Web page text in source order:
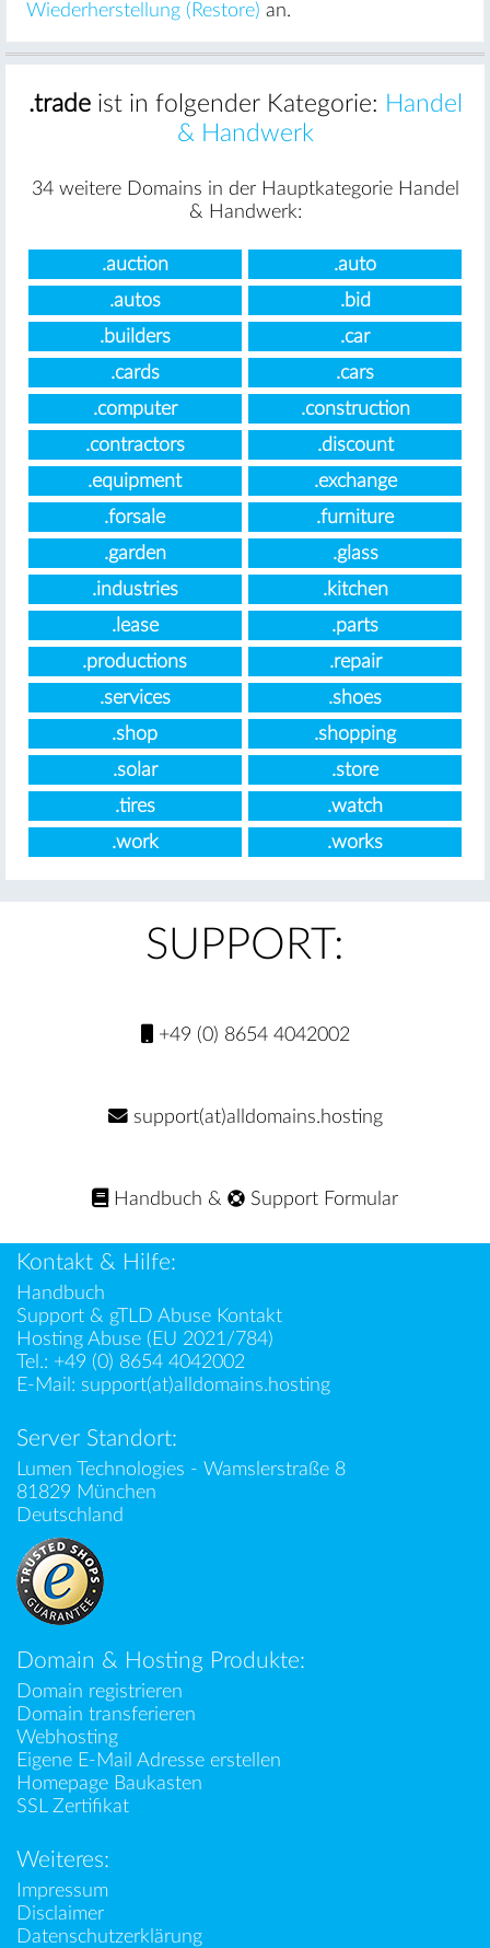
Wiederherstellung (Restore) an.
.tradeist in folgender Kategorie: Handel
& Handwerk
34 weitere Domains in der Hauptkategorie Handel
& Handwerk:
.auction
.auto
.autos
.bid
.builders
.car
.cards
.cars
.computer
.construction
.contractors
.discount
.equipment
.exchange
.forsale
.furniture
.garden
.glass
.industries
.kitchen
.lease
.parts
.productions
.repair
.services
.shoes
.shop
.shopping
.solar
.store
.tires
.watch
.work
.works
SUPPORT:
+49 (0) 8654 4042002
support(at)alldomains.hosting
Handbuch & Support Formular
Kontakt & Hilfe:
Handbuch
Support & gTLD Abuse Kontakt
Hosting Abuse (EU 2021/784)
Tel.: +49 (0) 8654 4042002
E-Mail: support(at)alldomains.hosting
Server Standort:
Lumen Technologies - Wamslerstraße 8
81829 München
Deutschland
Domain & Hosting Produkte:
Domain registrieren
Domain transferieren
Webhosting
Eigene E-Mail Adresse erstellen
Homepage Baukasten
SSL Zertifikat
Weiteres:
Impressum
Disclaimer
Datenschutzerklärung